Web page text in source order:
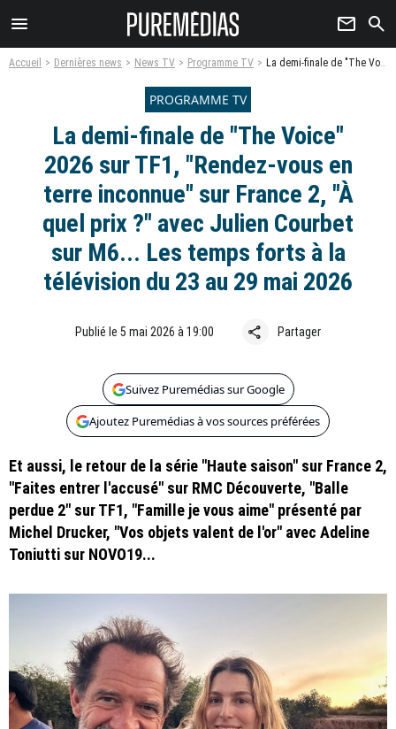
menu newsletter search
Accueil Dernières news News TV Programme TV La demi-finale de "The Voice" 2026 sur TF1, "Rendez-vous en terre inconnue" sur France 2, "À quel prix ?" avec Julien Courbet sur M6... Les temps forts à la télévision du 23 au 29 mai 2026
PROGRAMME TV
La demi-finale de "The Voice"
2026 sur TF1, "Rendez-vous en
terre inconnue" sur France 2, "À
quel prix ?" avec Julien Courbet
sur M6... Les temps forts à la
télévision du 23 au 29 mai 2026
Publié le 5 mai 2026 à 19:00 share Partager
Suivez Puremédias sur Google
Ajoutez Puremédias à vos sources préférées
Et aussi, le retour de la série "Haute saison" sur France 2,
"Faites entrer l'accusé" sur RMC Découverte, "Balle
perdue 2" sur TF1, "Famille je vous aime" présenté par
Michel Drucker, "Vos objets valent de l'or" avec Adeline
Toniutti sur NOVO19...